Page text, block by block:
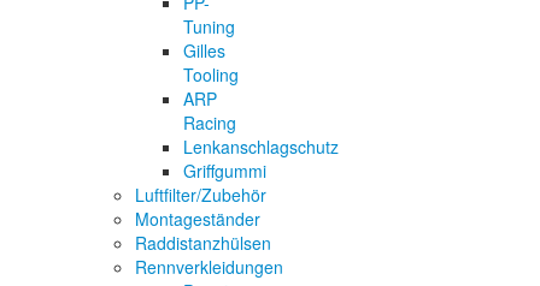
Tuning
Gilles
Tooling
ARP
Racing
Lenkanschlagschutz
Griffgummi
Luftfilter/Zubehör
Montageständer
Raddistanzhülsen
Rennverkleidungen